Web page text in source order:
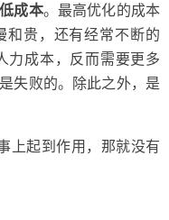
成本。最高优化的成本
和贵，还有经常不断的
力成本，反而需要更多
失败的。除此之外，是
上起到作用，那就没有